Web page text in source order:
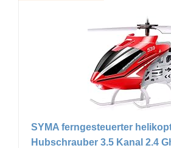
SYMA ferngesteuerter
Hubschrauber 3.5 Kanal 2.4